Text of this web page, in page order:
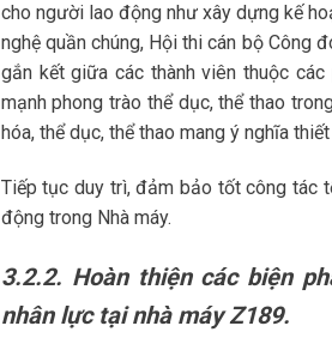
cho người lao động như xây dựng kế
nghệ quần chúng, Hội thi cán bộ Công
gắn kết giữa các thành viên thuộc
mạnh phong trào thể dục, thể thao
hóa, thể dục, thể thao mang ý nghĩa
Tiếp tục duy trì, đảm bảo tốt công tác
động trong Nhà máy.
3.2.2. Hoàn thiện các biện
nhân lực tại nhà máy Z189.